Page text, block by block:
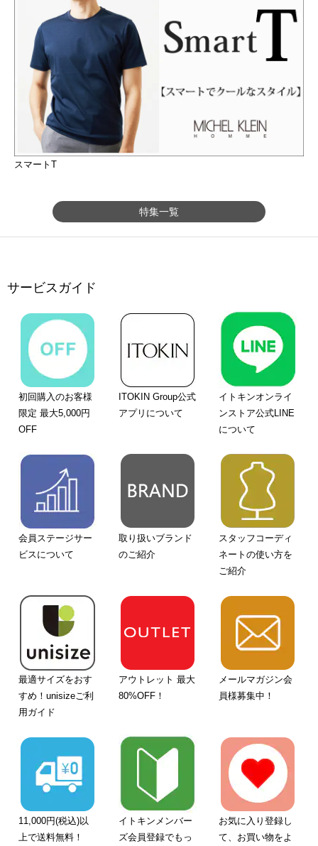
スマートT
特集一覧
サービスガイド
初回購入のお客様
限定 最大5,000円
OFF
ITOKIN Group公式
アプリについて
イトキンオンライ
ンストア公式LINE
について
会員ステージサー
ビスについて
取り扱いブランド
のご紹介
スタッフコーディ
ネートの使い方を
ご紹介
最適サイズをおす
すめ！unisizeご利
用ガイド
アウトレット 最大
80%OFF！
メールマガジン会
員様募集中！
11,000円(税込)以
上で送料無料！
イトキンメンバー
ズ会員登録でもっ
お気に入り登録し
て、お買い物をよ